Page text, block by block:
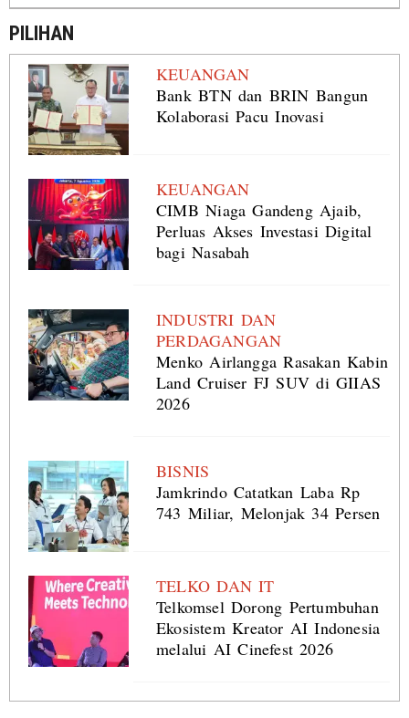
PILIHAN
KEUANGAN
Bank BTN dan BRIN Bangun
Kolaborasi Pacu Inovasi
KEUANGAN
CIMB Niaga Gandeng Ajaib,
Perluas Akses Investasi Digital
bagi Nasabah
INDUSTRI DAN
PERDAGANGAN
Menko Airlangga Rasakan Kabin
Land Cruiser FJ SUV di GIIAS
2026
BISNIS
Jamkrindo Catatkan Laba Rp
743 Miliar, Melonjak 34 Persen
TELKO DAN IT
Telkomsel Dorong Pertumbuhan
Ekosistem Kreator AI Indonesia
melalui AI Cinefest 2026